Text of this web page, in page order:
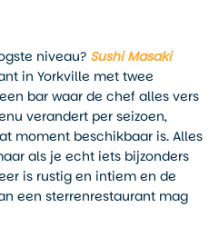
niveau? Sushi Masaki
in Yorkville met twee
bar waar de chef alles vers
verandert per seizoen,
moment beschikbaar is. Alles
als je echt iets bijzonders
is rustig en intiem en de
een sterrenrestaurant mag